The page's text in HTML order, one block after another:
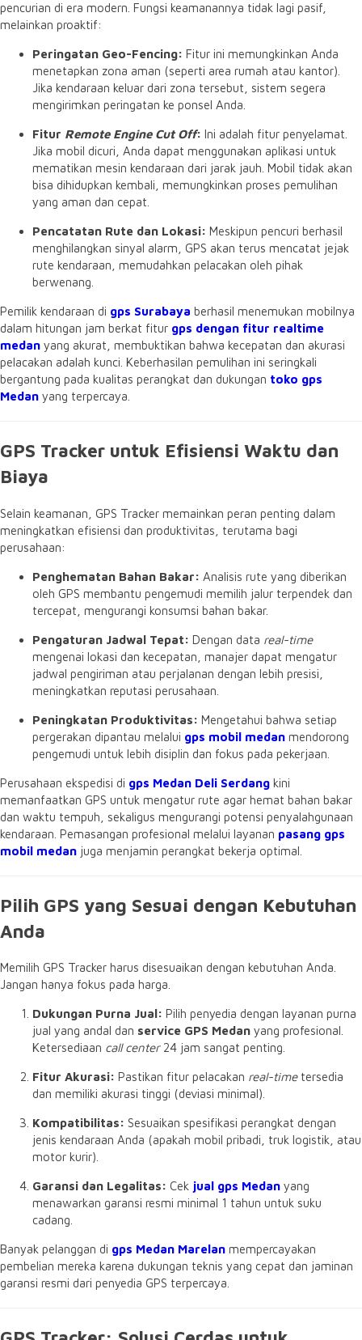
pencurian di era modern. Fungsi keamanannya tidak lagi pasif,
melainkan proaktif:
Peringatan Geo-Fencing: Fitur ini memungkinkan Anda
menetapkan zona aman (seperti area rumah atau kantor).
Jika kendaraan keluar dari zona tersebut,
sistem segera
mengirimkan peringatan ke ponsel Anda.
Fitur Remote Engine Cut Off: Ini adalah fitur penyelamat.
Jika mobil dicuri, Anda dapat menggunakan aplikasi untuk
mematikan mesin kendaraan dari jarak jauh. Mobil tidak akan
bisa dihidupkan kembali, memungkinkan proses pemulihan
yang aman dan cepat.
Pencatatan Rute dan Lokasi: Meskipun pencuri berhasil
menghilangkan sinyal alarm,
GPS akan terus mencatat jejak
rute kendaraan, memudahkan pelacakan oleh pihak
berwenang.
Pemilik kendaraan di gps Surabaya berhasil menemukan mobilnya
dalam hitungan jam berkat fitur gps dengan fitur realtime
medan yang akurat, membuktikan bahwa kecepatan dan akurasi
pelacakan adalah kunci. Keberhasilan pemulihan ini seringkali
bergantung pada kualitas perangkat dan dukungan toko gps
Medan yang terpercaya.
GPS Tracker untuk Efisiensi Waktu dan
Biaya
Selain keamanan,
GPS Tracker memainkan peran penting dalam
meningkatkan efisiensi dan produktivitas,
terutama bagi
perusahaan:
Penghematan Bahan Bakar: Analisis rute yang diberikan
oleh GPS membantu pengemudi memilih jalur terpendek dan
tercepat, mengurangi konsumsi bahan bakar.
Pengaturan Jadwal Tepat: Dengan data real-time
mengenai lokasi dan kecepatan, manajer dapat mengatur
jadwal pengiriman atau perjalanan dengan lebih presisi,
meningkatkan reputasi perusahaan.
Peningkatan Produktivitas: Mengetahui bahwa setiap
pergerakan dipantau melalui gps mobil medan mendorong
pengemudi untuk lebih disiplin dan fokus pada pekerjaan.
Perusahaan ekspedisi di gps Medan Deli Serdang kini
memanfaatkan GPS untuk mengatur rute agar hemat bahan bakar
dan waktu tempuh,
sekaligus mengurangi potensi penyalahgunaan
kendaraan. Pemasangan profesional melalui layanan pasang gps
mobil medan juga menjamin perangkat bekerja optimal.
Pilih GPS yang Sesuai dengan Kebutuhan
Anda
Memilih GPS Tracker harus disesuaikan dengan kebutuhan Anda.
Jangan hanya fokus pada harga.
Dukungan Purna Jual: Pilih penyedia dengan layanan purna
jual yang andal dan service GPS Medan yang profesional.
Ketersediaan call center24 jam sangat penting.
Fitur Akurasi: Pastikan fitur pelacakan real-timetersedia
dan memiliki akurasi tinggi (deviasi minimal).
Kompatibilitas: Sesuaikan spesifikasi perangkat dengan
jenis kendaraan Anda (apakah mobil pribadi, truk logistik, atau
motor kurir).
Garansi dan Legalitas: Cek jual gps Medan yang
menawarkan garansi resmi minimal 1 tahun untuk suku
cadang.
Banyak pelanggan di gps Medan Marelan mempercayakan
pembelian mereka karena dukungan teknis yang cepat dan jaminan
garansi resmi dari penyedia GPS terpercaya.